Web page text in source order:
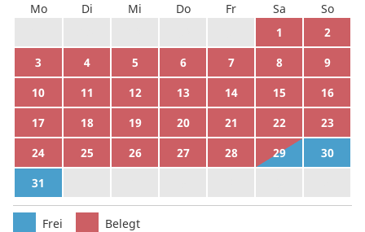
Mo Di Mi Do Fr Sa
So
1
2
3
4 5 6 7 8
9
10
11 12 13 14 15
16
17
18 19 20 21 22
23
24
25 26 27 28 29
30
31
Frei Belegt